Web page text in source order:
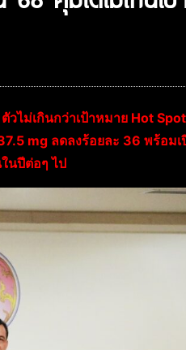
ไม่เกินกว่าเป้าหมาย Hot
mg ลดลงร้อยละ 36 พร้อม
นปีต่อๆ ไป